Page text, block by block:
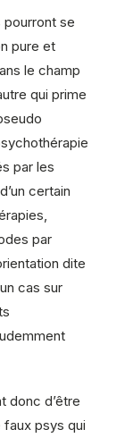
pourront se
pure et
le champ
qui prime
par les
certain
par
dite
cas sur
donc d’être
psys qui